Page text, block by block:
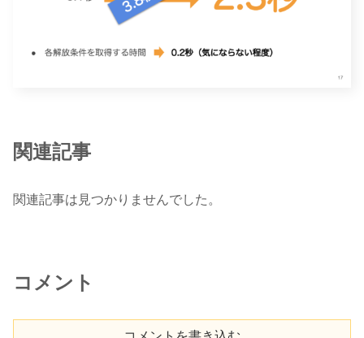
関連記事
関連記事は見つかりませんでした。
コメント